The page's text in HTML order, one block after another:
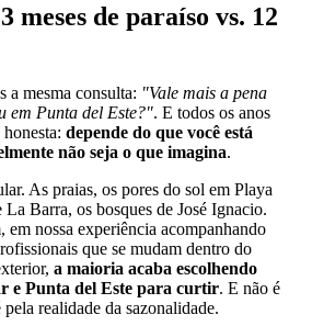
meses de paraíso vs. 12
a mesma consulta: "Vale mais a pena
em Punta del Este?". E todos os anos
depende do que você está
não seja o que imagina.
As praias, os pores do sol em Playa
Barra, os bosques de José Ignacio.
nossa experiência acompanhando
que se mudam dentro do
a maioria acaba escolhendo
e Punta del Este para curtir. E não é
realidade da sazonalidade.